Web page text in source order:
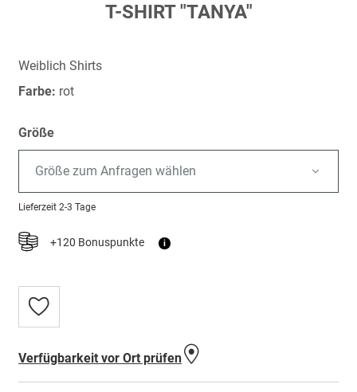
springen
T-SHIRT "TANYA"
Weiblich Shirts
Farbe: rot
Größe
Größe zum Anfragen wählen
Lieferzeit 2-3 Tage
+120 Bonuspunkte i
Zur
Wunschliste
Verfügbarkeit vor Ort prüfen